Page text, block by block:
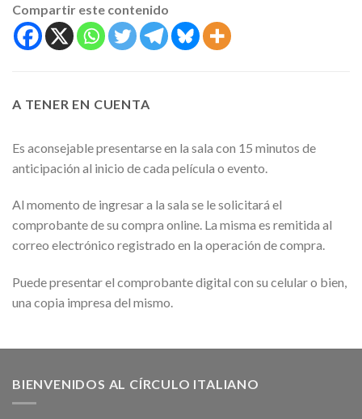
Compartir este contenido
A TENER EN CUENTA
Es aconsejable presentarse en la sala con 15 minutos de
anticipación al inicio de cada película o evento.
Al momento de ingresar a la sala se le solicitará el
comprobante de su compra online. La misma es remitida al
correo electrónico registrado en la operación de compra.
Puede presentar el comprobante digital con su celular o bien,
una copia impresa del mismo.
BIENVENIDOS AL CÍRCULO ITALIANO